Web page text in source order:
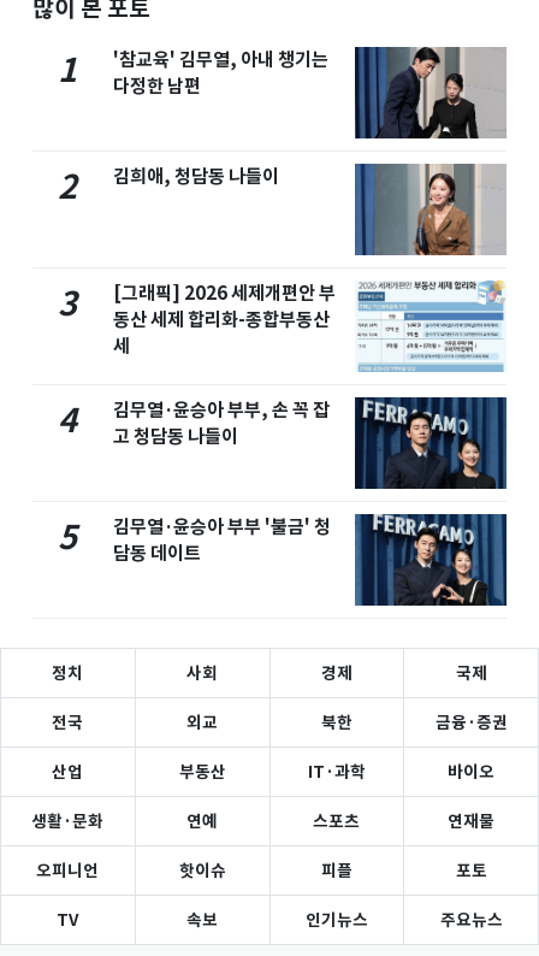
많이 본 포토
1
'참교육' 김무열, 아내 챙기는
다정한 남편
2 김희애, 청담동 나들이
3
[그래픽] 2026 세제개편안 부
동산 세제 합리화-종합부동산
세
4
김무열·윤승아 부부, 손 꼭 잡
고 청담동 나들이
5
김무열·윤승아 부부 '불금' 청
담동 데이트
정치 사회 경제 국제
전국 외교 북한 금융·증권
산업 부동산 IT·과학 바이오
생활·문화 연예 스포츠 연재물
오피니언 핫이슈 피플 포토
TV 속보 인기뉴스 주요뉴스